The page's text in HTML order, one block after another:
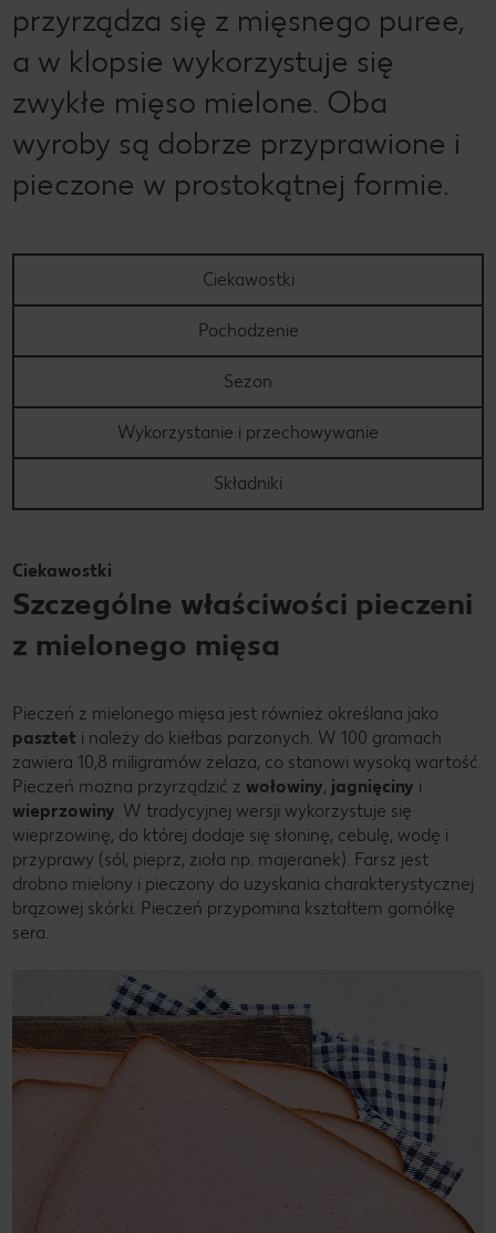
przyrządza się z mięsnego puree,
a w klopsie wykorzystuje się
zwykłe mięso mielone. Oba
wyroby są dobrze przyprawione i
pieczone w prostokątnej formie.
Ciekawostki
Pochodzenie
Sezon
Wykorzystanie i przechowywanie
Składniki
Ciekawostki
Szczególne właściwości pieczeni
z mielonego mięsa
Pieczeń z mielonego mięsa jest również określana jako
pasztet i należy do kiełbas parzonych. W 100 gramach
zawiera 10,8 miligramów żelaza, co stanowi wysoką wartość.
Pieczeń można przyrządzić z wołowiny, jagnięciny i
wieprzowiny. W tradycyjnej wersji wykorzystuje się
wieprzowinę, do której dodaje się słoninę, cebulę, wodę i
przyprawy (sól, pieprz, zioła np. majeranek). Farsz jest
drobno mielony i pieczony do uzyskania charakterystycznej
brązowej skórki. Pieczeń przypomina kształtem gomółkę
sera.